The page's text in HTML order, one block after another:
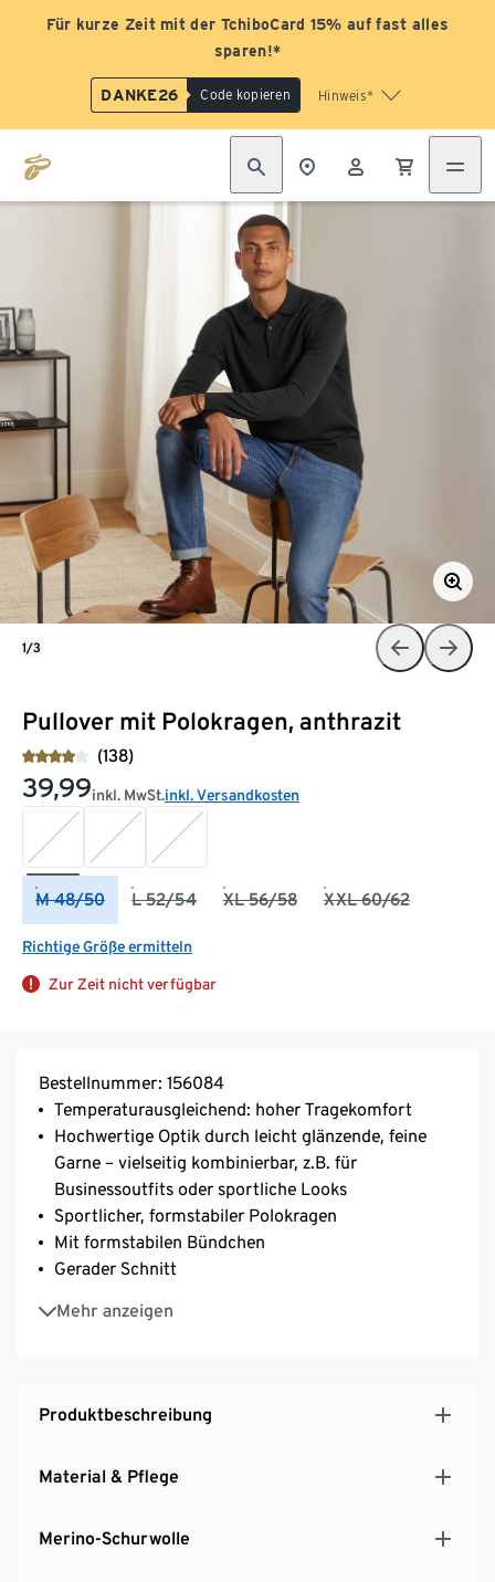
Für kurze Zeit mit der TchiboCard 15% auf fast alles
sparen!*
DANKE26 Code kopieren Hinweis*
Pullover mit Polokragen, anthrazit
(138)
39,99inkl. MwSt.inkl. Versandkosten
M 48/50 L 52/54 XL 56/58 XXL 60/62
Richtige Größe ermitteln
Zur Zeit nicht verfügbar
1/3
Bestellnummer: 156084
Temperaturausgleichend: hoher Tragekomfort
Hochwertige Optik durch leicht glänzende, feine
Garne – vielseitig kombinierbar, z.B. für
Businessoutfits oder sportliche Looks
Sportlicher, formstabiler Polokragen
Mit formstabilen Bündchen
Gerader Schnitt
Mehr anzeigen
Waschmaschinengeeignet
Produktbeschreibung
Material & Pflege
Merino-Schurwolle